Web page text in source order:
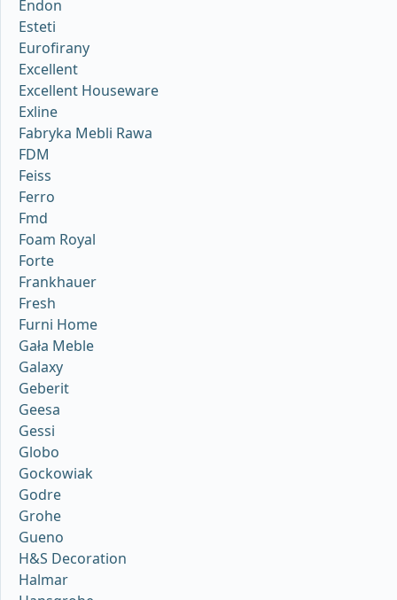
Endon
Esteti
Eurofirany
Excellent
Excellent Houseware
Exline
Fabryka Mebli Rawa
FDM
Feiss
Ferro
Fmd
Foam Royal
Forte
Frankhauer
Fresh
Furni Home
Gała Meble
Galaxy
Geberit
Geesa
Gessi
Globo
Gockowiak
Godre
Grohe
Gueno
H&S Decoration
Halmar